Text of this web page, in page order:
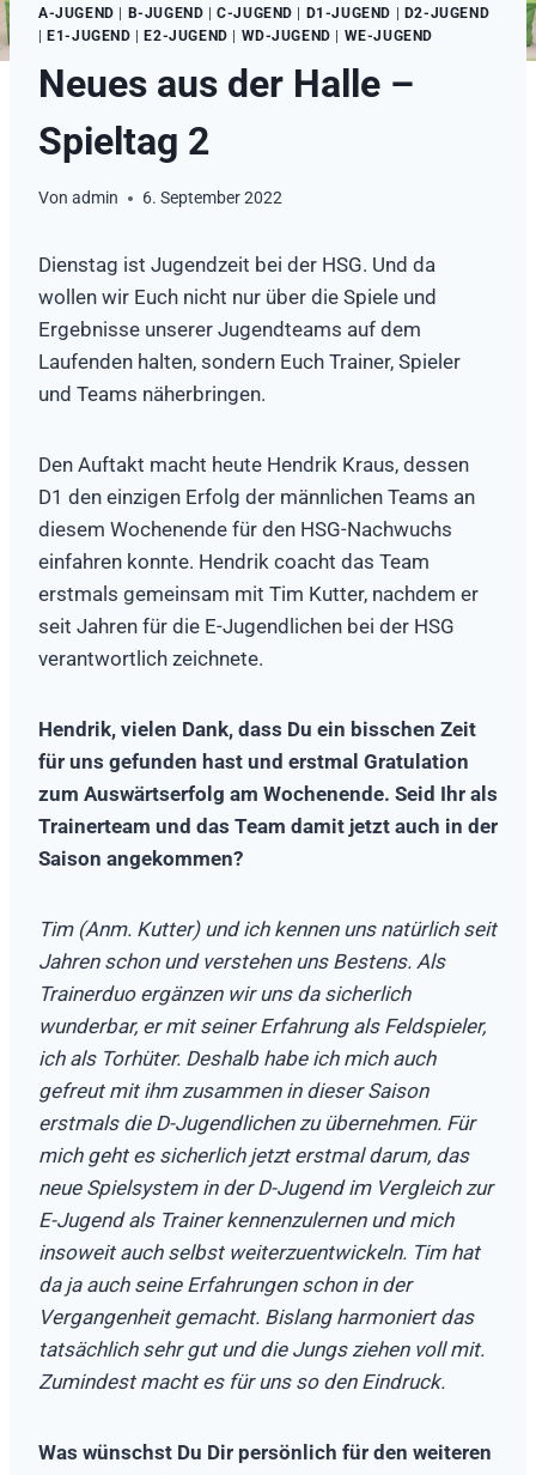
A-JUGEND | B-JUGEND |C-JUGEND | D1-JUGEND | D2-JUGEND
|E1-JUGEND |E2-JUGEND | WD-JUGEND | WE-JUGEND
Neues aus der Halle –
Spieltag 2
Von admin 6. September 2022
Dienstag ist Jugendzeit bei der HSG. Und da
wollen wir Euch nicht nur über die Spiele und
Ergebnisse unserer Jugendteams auf dem
Laufenden halten, sondern Euch Trainer, Spieler
und Teams näherbringen.
Den Auftakt macht heute Hendrik Kraus, dessen
D1 den einzigen Erfolg der männlichen Teams an
diesem Wochenende für den HSG-Nachwuchs
einfahren konnte. Hendrik coacht das Team
erstmals gemeinsam mit Tim Kutter, nachdem er
seit Jahren für die E-Jugendlichen bei der HSG
verantwortlich zeichnete.
Hendrik, vielen Dank, dass Du ein bisschen Zeit
für uns gefunden hast und erstmal Gratulation
zum Auswärtserfolg am Wochenende. Seid Ihr als
Trainerteam und das Team damit jetzt auch in der
Saison angekommen?
Tim (Anm. Kutter) und ich kennen uns natürlich seit
Jahren schon und verstehen uns Bestens. Als
Trainerduo ergänzen wir uns da sicherlich
wunderbar, er mit seiner Erfahrung als Feldspieler,
ich als Torhüter. Deshalb habe ich mich auch
gefreut mit ihm zusammen in dieser Saison
erstmals die D-Jugendlichen zu übernehmen. Für
mich geht es sicherlich jetzt erstmal darum, das
neue Spielsystem in der D-Jugend im Vergleich zur
E-Jugend als Trainer kennenzulernen und mich
insoweit auch selbst weiterzuentwickeln. Tim hat
da ja auch seine Erfahrungen schon in der
Vergangenheit gemacht. Bislang harmoniert das
tatsächlich sehr gut und die Jungs ziehen voll mit.
Zumindest macht es für uns so den Eindruck.
Was wünschst Du Dir persönlich für den weiteren